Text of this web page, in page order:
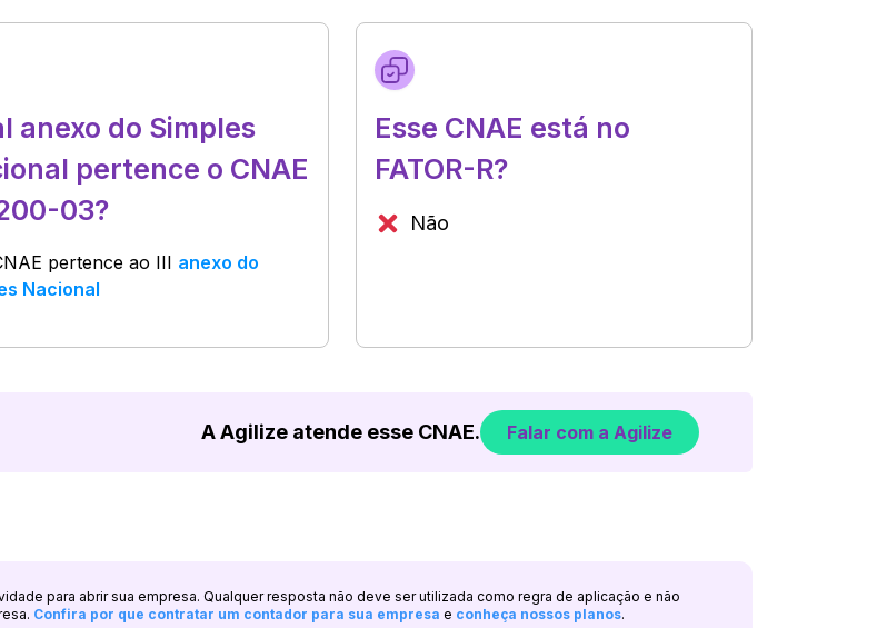
anexo do Simples
pertence o CNAE
03?
pertence ao III anexo do
Nacional
Esse CNAE está no
FATOR-R?
Não
A Agilize atende esse CNAE. Falar com a Agilize
para abrir sua empresa. Qualquer resposta não deve ser utilizada como regra de aplicação e não
Confira por que contratar um contador para sua empresa e conheça nossos planos.